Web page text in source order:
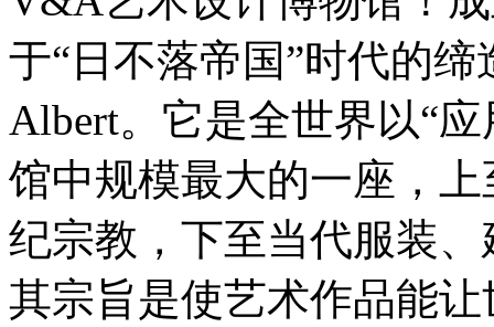
于“日不落帝国”时代的
Albert。它是全世界以“
馆中规模最大的一座，
纪宗教，下至当代服装
其宗旨是使艺术作品能